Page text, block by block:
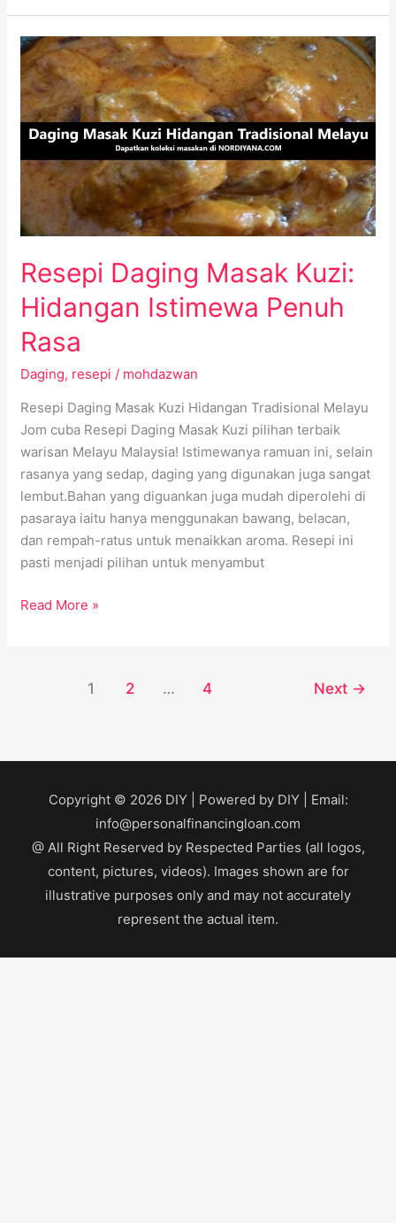
Resepi Daging Masak Kuzi:
Hidangan Istimewa Penuh
Rasa
Daging, resepi / mohdazwan
Resepi Daging Masak Kuzi Hidangan Tradisional Melayu
Jom cuba Resepi Daging Masak Kuzi pilihan terbaik
warisan Melayu Malaysia! Istimewanya ramuan ini, selain
rasanya yang sedap, daging yang digunakan juga sangat
lembut.Bahan yang diguankan juga mudah diperolehi di
pasaraya iaitu hanya menggunakan bawang, belacan,
dan rempah-ratus untuk menaikkan aroma. Resepi ini
pasti menjadi pilihan untuk menyambut
Resepi
Daging
Masak
Kuzi:
Hidangan
Istimewa
Penuh
Rasa
Read More »
1 2 … 4 Next →
Copyright © 2026 DIY| Powered by DIY| Email:
info@personalfinancingloan.com
@ All Right Reserved by Respected Parties (all logos,
content, pictures, videos). Images shown are for
illustrative purposes only and may not accurately
represent the actual item.